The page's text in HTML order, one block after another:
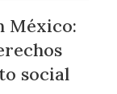
México:
social